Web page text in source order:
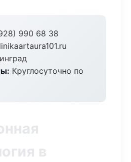
990 68 38
Круглосуточно по
в